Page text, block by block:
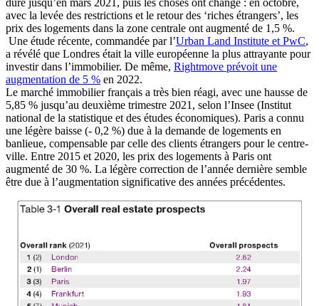
duré jusqu’en mars 2021, puis les choses ont changé : en octobre,
avec la levée des restrictions et le retour des ‘riches étrangers’, les
prix des logements dans la zone centrale ont augmenté de 1,5 %.
Une étude récente, commandée par l’Urban Land Institute et PwC,
a révélé que Londres était la ville européenne la plus attrayante pour
investir dans l’immobilier. De même, Rightmove prévoit une
augmentation de 5 % en 2022.
Le marché immobilier français a très bien réagi, avec une hausse de
5,85 % jusqu’au deuxième trimestre 2021, selon l’Insee (Institut
national de la statistique et des études économiques). Paris a connu
une légère baisse (- 0,2 %) due à la demande de logements en
banlieue, compensable par celle des clients étrangers pour le centre-
ville. Entre 2015 et 2020, les prix des logements à Paris ont
augmenté de 30 %. La légère correction de l’année dernière semble
être due à l’augmentation significative des années précédentes.